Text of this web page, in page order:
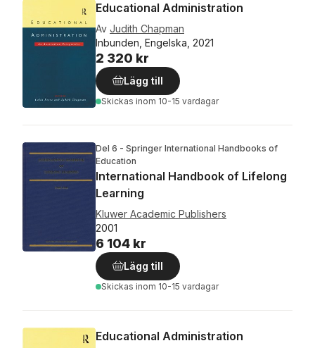
Educational Administration
Av Judith Chapman
Inbunden, Engelska, 2021
2 320 kr
Lägg till
Skickas inom 10-15 vardagar
Del 6 - Springer International Handbooks of
Education
International Handbook of Lifelong
Learning
Kluwer Academic Publishers
2001
6 104 kr
Lägg till
Skickas inom 10-15 vardagar
Educational Administration